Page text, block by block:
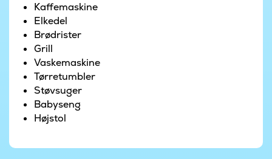
måltider i det fri, mens børnene leger i haven
med gynge og trampolin. Wellnessområdet med
udespa, sauna og udebruser gør det samtidig let
at finde ro efter en aktiv dag – perfekt til
afslapning under åben himmel. Der er desuden
en lader til elbil ved sommerhuset.
Odsherred er et populært ferieområde kendt for
sin smukke natur, hyggelige sommerhusområder
kuperede landskab, besøge lokale gårdbutikker
Kaffemaskine
Elkedel
Brødrister
Grill
Vaskemaskine
Tørretumbler
Støvsuger
Babyseng
Højstol